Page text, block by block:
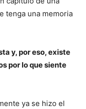
tenga una memoria
y, por eso, existe
por lo que siente
ya se hizo el